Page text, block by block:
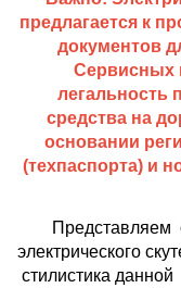
предлагается к
документов
Сервисных
легальность
средства на
основании
(техпаспорта) и
Представляем
электрического
стилистика